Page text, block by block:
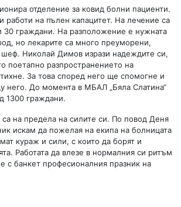
отделение за ковид болни пациенти.
работи на пълен капацитет. На лечение са
граждани. На разположение е нужната
но лекарите са много преуморени,
шеф. Николай Димов изрази надеждите си,
поетапно разпространението на
За това според него ще спомогне и
него. До момента в МБАЛ „Бяла Слатина“
1300 граждани.
на предела на силите си. По повод Деня
искам да пожелая на екипа на болницата
кураж и сили, с които да борят и
Работата да влезе в нормалния си ритъм
с банкет професионалния празник на